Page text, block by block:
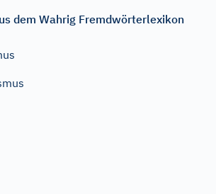
dem Wahrig Fremdwörterlexikon